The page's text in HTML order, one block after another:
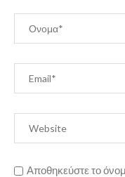
Αποθηκεύστε το